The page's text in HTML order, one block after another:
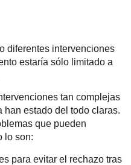
diferentes intervenciones
estaría sólo limitado a
tan complejas
han estado del todo claras.
que pueden
lo son:
para evitar el rechazo tras